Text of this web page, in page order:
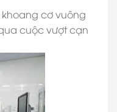
cơ vuông
cuộc vượt cạn